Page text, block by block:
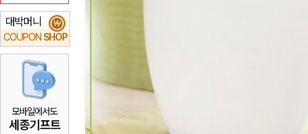
대박머니
COUPON SHOP
₩
모바일에서도
세종기프트